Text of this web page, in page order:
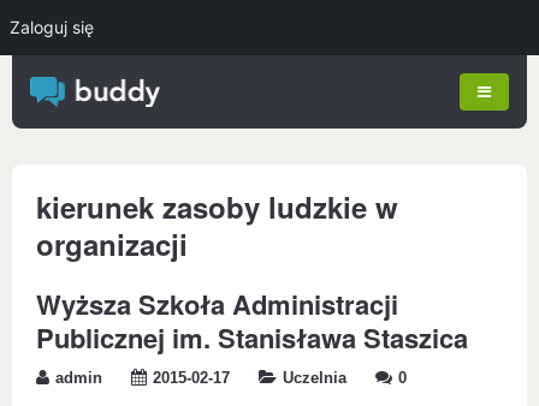
kierunek zasoby ludzkie w
organizacji
Wyższa Szkoła Administracji
Publicznej im. Stanisława Staszica
admin 2015-02-17 Uczelnia 0
Zaloguj się